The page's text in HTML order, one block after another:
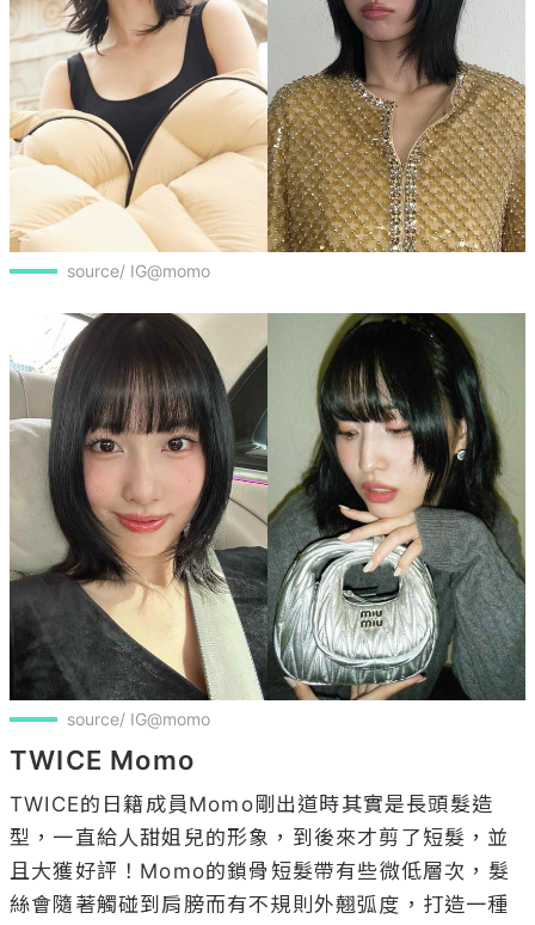
source/ IG@momo
source/ IG@momo
TWICE Momo
TWICE的日籍成員Momo剛出道時其實是長頭髮造
型，一直給人甜姐兒的形象，到後來才剪了短髮，並
且大獲好評！Momo的鎖骨短髮帶有些微低層次，髮
絲會隨著觸碰到肩膀而有不規則外翹弧度，打造一種